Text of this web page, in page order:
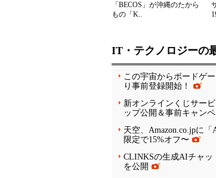
「BECOS」が沖縄のたから
もの「K..
IT・テクノロジーの
この宇宙からボードゲ
り事前登録開始！
新オンラインくじサー
ップ公開＆事前キャン
天空、Amazon.co.jpに
限定で15%オフ〜
CLINKSの生成AIチャッ
を公開